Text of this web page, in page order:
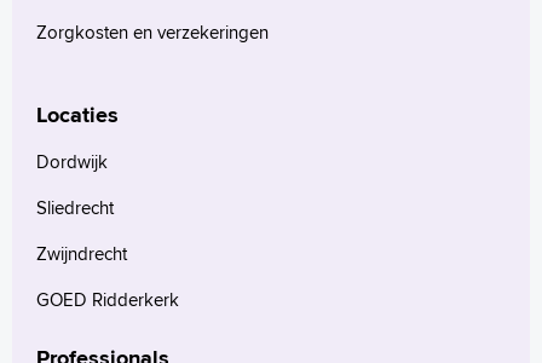
Zorgkosten en verzekeringen
Locaties
Dordwijk
Sliedrecht
Zwijndrecht
GOED Ridderkerk